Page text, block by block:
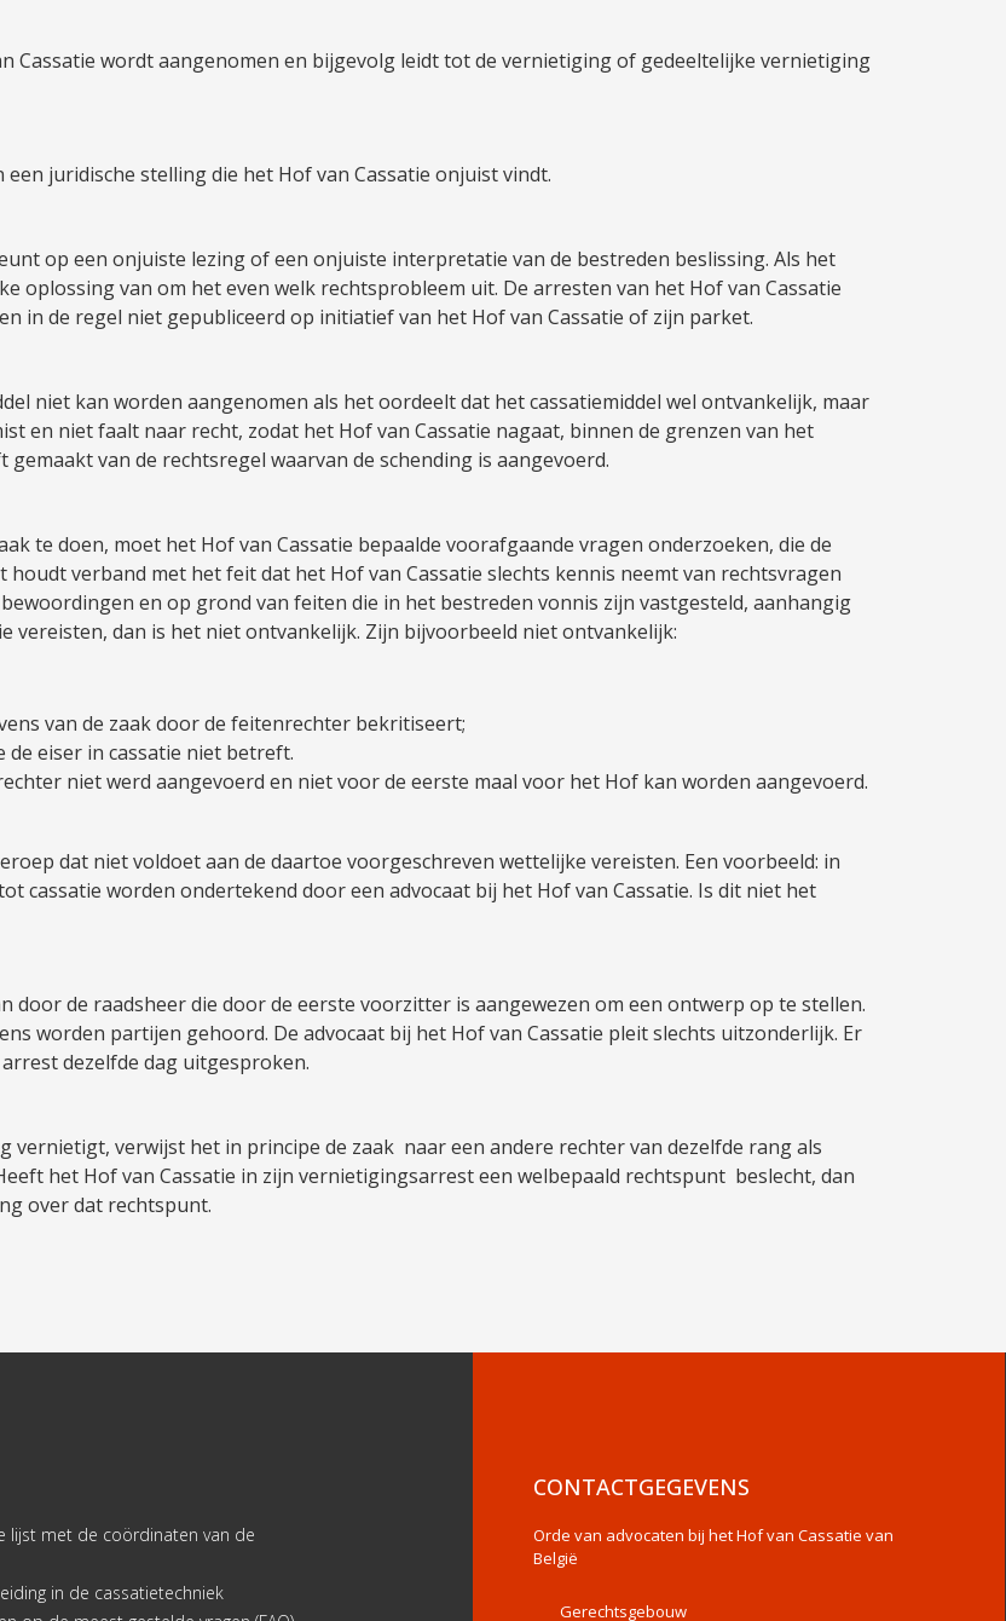
Cassatie wordt aangenomen en bijgevolg leidt tot de vernietiging of gedeeltelijke vernietiging
juridische stelling die het Hof van Cassatie onjuist vindt.
op een onjuiste lezing of een onjuiste interpretatie van de bestreden beslissing. Als het
oplossing van om het even welk rechtsprobleem uit. De arresten van het Hof van Cassatie
in de regel niet gepubliceerd op initiatief van het Hof van Cassatie of zijn parket.
niet kan worden aangenomen als het oordeelt dat het cassatiemiddel wel ontvankelijk, maar
en niet faalt naar recht, zodat het Hof van Cassatie nagaat, binnen de grenzen van het
van de rechtsregel waarvan de schending is aangevoerd.
te doen, moet het Hof van Cassatie bepaalde voorafgaande vragen onderzoeken, die de
verband met het feit dat het Hof van Cassatie slechts kennis neemt van rechtsvragen
en op grond van feiten die in het bestreden vonnis zijn vastgesteld, aanhangig
vereisten, dan is het niet ontvankelijk. Zijn bijvoorbeeld niet ontvankelijk:
van de zaak door de feitenrechter bekritiseert;
eiser in cassatie niet betreft.
niet werd aangevoerd en niet voor de eerste maal voor het Hof kan worden aangevoerd.
dat niet voldoet aan de daartoe voorgeschreven wettelijke vereisten. Een voorbeeld: in
cassatie worden ondertekend door een advocaat bij het Hof van Cassatie. Is dit niet het
de raadsheer die door de eerste voorzitter is aangewezen om een ontwerp op te stellen.
worden partijen gehoord. De advocaat bij het Hof van Cassatie pleit slechts uitzonderlijk. Er
dezelfde dag uitgesproken.
vernietigt, verwijst het in principe de zaak naar een andere rechter van dezelfde rang als
het Hof van Cassatie in zijn vernietigingsarrest een welbepaald rechtspunt beslecht, dan
over dat rechtspunt.
lijst met de coördinaten van de
in de cassatietechniek
CONTACTGEGEVENS
Orde van advocaten bij het Hof van Cassatie van
België
Gerechtsgebouw